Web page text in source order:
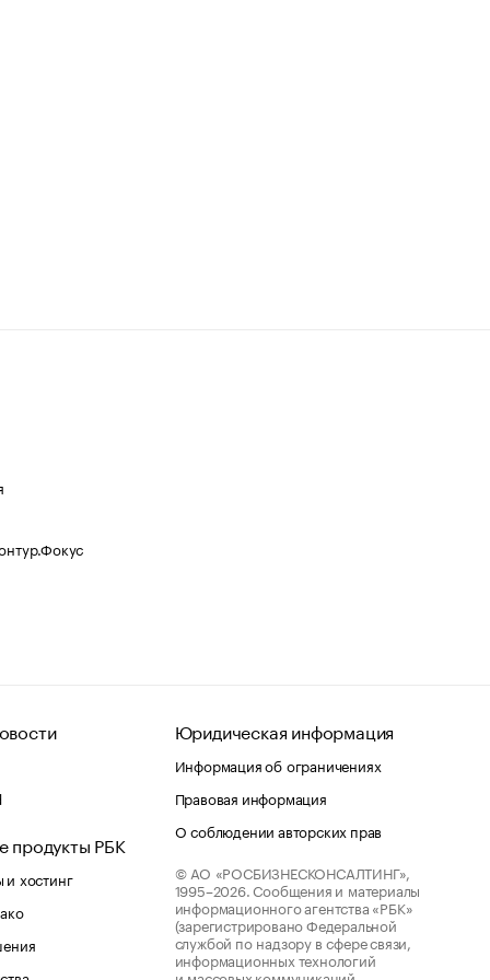
продукты РБК
хостинг
Юридическая информация
Информация об ограничениях
Правовая информация
О соблюдении авторских прав
© АО «РОСБИЗНЕСКОНСАЛТИНГ»,
1995–2026. Сообщения и материалы
информационного агентства «РБК»
(зарегистрировано Федеральной
службой по надзору в сфере связи,
информационных технологий